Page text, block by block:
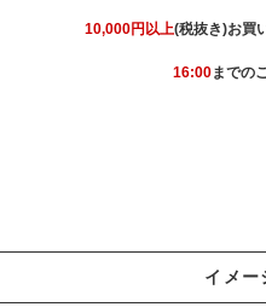
10,000円以上(税抜き)お買
16:00までの
イメー